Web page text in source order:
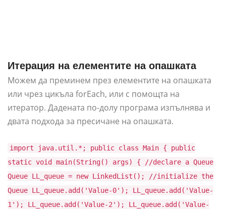
Итерация на елементите на опашката
Можем да преминем през елементите на опашката
или чрез цикъла forEach, или с помощта на
итератор. Дадената по-долу програма изпълнява и
двата подхода за пресичане на опашката.
import java.util.*; public class Main { public
static void main(String() args) { //declare a Queue
Queue LL_queue = new LinkedList(); //initialize the
Queue LL_queue.add('Value-0'); LL_queue.add('Value-
1'); LL_queue.add('Value-2'); LL_queue.add('Value-